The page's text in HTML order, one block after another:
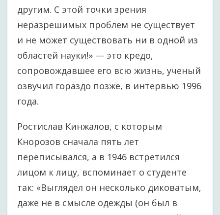
другим. С этой точки зрения
неразрешимых проблем не существует
и не может существовать ни в одной из
областей науки!» — это кредо,
сопровождавшее его всю жизнь, ученый
озвучил гораздо позже, в интервью 1996
года.
Ростислав Кинжалов, с которым
Кнорозов сначала пять лет
переписывался, а в 1946 встретился
лицом к лицу, вспоминает о студенте
так: «Выглядел он несколько диковатым,
даже не в смысле одежды (он был в